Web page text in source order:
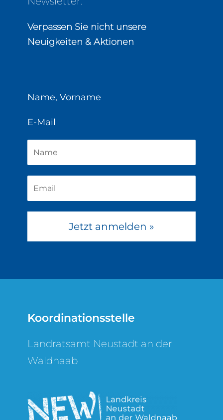
Verpassen Sie nicht unsere
Neuigkeiten & Aktionen
Name, Vorname
E-Mail
Jetzt anmelden »
Koordinationsstelle
Landratsamt Neustadt an der
Waldnaab